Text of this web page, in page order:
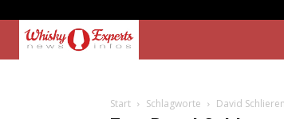
Start Schlagworte David